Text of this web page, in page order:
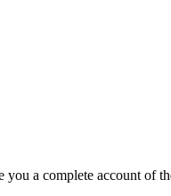
a complete account of